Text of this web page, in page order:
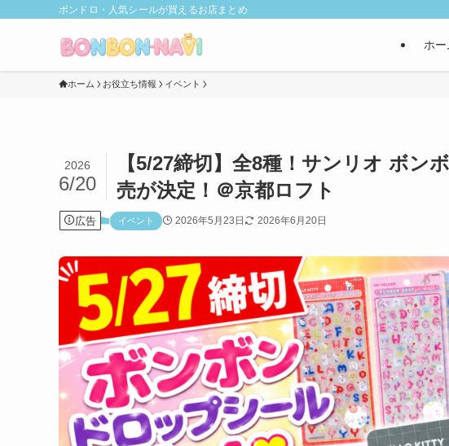
ボンドロ・人気シールが買えるお店まとめ
ホー
ホーム お役立ち情報 イベント
【5/27締切】全8種！サンリオ ボン
売が決定！＠京都ロフト
2026
6/20
広告 イベント 2026年5月23日 2026年6月20日